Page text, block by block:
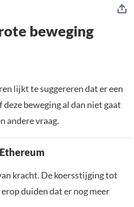
beweging
lijkt te suggereren dat er een
beweging al dan niet gaat
andere vraag.
kracht. De koersstijging tot
duiden dat er nog meer